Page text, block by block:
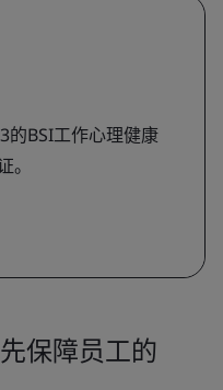
的BSI工作心理健康
保障员工的